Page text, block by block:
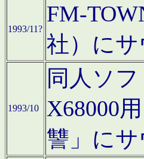
1993/11?
FM-
社）に
1993/10
同人ソ
X68000
讐」に